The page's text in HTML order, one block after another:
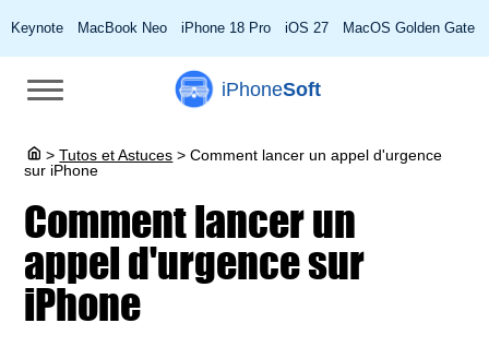
Keynote MacBook Neo iPhone 18 Pro iOS 27 MacOS Golden Gate
iPhoneSoft
> Tutos et Astuces > Comment lancer un appel d'urgence
sur iPhone
Comment lancer un
appel d'urgence sur
iPhone